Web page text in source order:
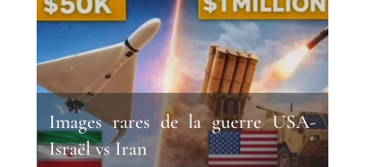
Images rares de la guerre USA-
Israël vs Iran